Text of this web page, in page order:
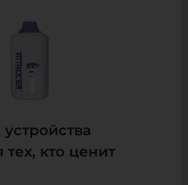
тех, кто ценит